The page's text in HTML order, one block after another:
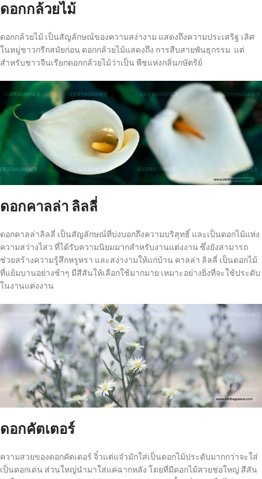
ดอกกล้วยไม้
ดอกกล้วยไม้ เป็นสัญลักษณ์ของความสง่างาม แสดงถึงความประเสริฐ เลิศ
ในหมู่ชาวกรีกสมัยก่อน ดอกกล้วยไม้แสดงถึง การสืบสายพันธุกรรม แต่
สำหรับชาวจีนเรียกดอกกล้วยไม้ว่าเป็น พืชแห่งกลิ่นกษัตริย์
ดอกคาลล่า ลิลลี่
ดอกคาลล่าลิลลี่ เป็นสัญลักษณ์ที่บ่งบอกถึงความบริสุทธิ์ และเป็นดอกไม้แห่ง
ความสว่างไสว ที่ได้รับความนิยมมากสำหรับงานแต่งงาน ซึ่งยังสามารถ
ช่วยสร้างความรู้สึกหรูหรา และสง่างามให้แก่บ้าน คาลล่า ลิลลี่ เป็นดอกไม้
ที่แย้มบานอย่างช้าๆ มีสีสันให้เลือกใช้มากมาย เหมาะอย่างยิ่งที่จะใช้ประดับ
ในงานแต่งงาน
ดอกคัตเตอร์
ความสวยของดอกคัตเตอร์ จิ๋วแต่แจ๋วมักใส่เป็นดอกไม้ประดับมากกว่าจะใส่
เป็นดอกเด่น ส่วนใหญ่นำมาใส่แค่ฉากหลัง โดยที่มีดอกไม้สวยช่อใหญ่ สีสัน